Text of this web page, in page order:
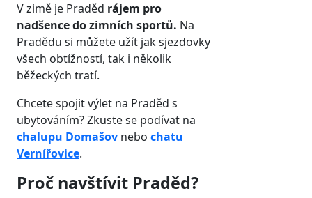
V zimě je Praděd rájem pro
nadšence do zimních sportů. Na
Pradědu si můžete užít jak sjezdovky
všech obtížností, tak i několik
běžeckých tratí.
Chcete spojit výlet na Praděd s
ubytováním? Zkuste se podívat na
chalupu Domašov nebo chatu
Vernířovice.
Proč navštívit Praděd?